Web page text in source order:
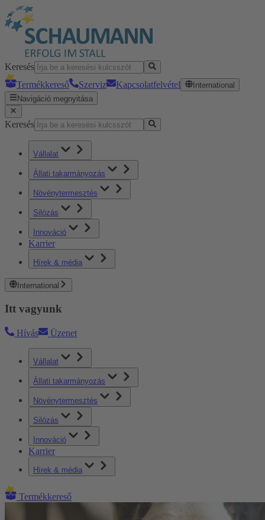
Keresés
Termékkereső
Szerviz Kapcsolatfelvétel
International
Navigáció megnyitása
Keresés
Vállalat
Állati takarmányozás
Növénytermesztés
Silózás
Innováció
Karrier
Hírek & média
International
Itt vagyunk
Hívás Üzenet
Vállalat
Állati takarmányozás
Növénytermesztés
Silózás
Innováció
Karrier
Hírek & média
Termékkereső